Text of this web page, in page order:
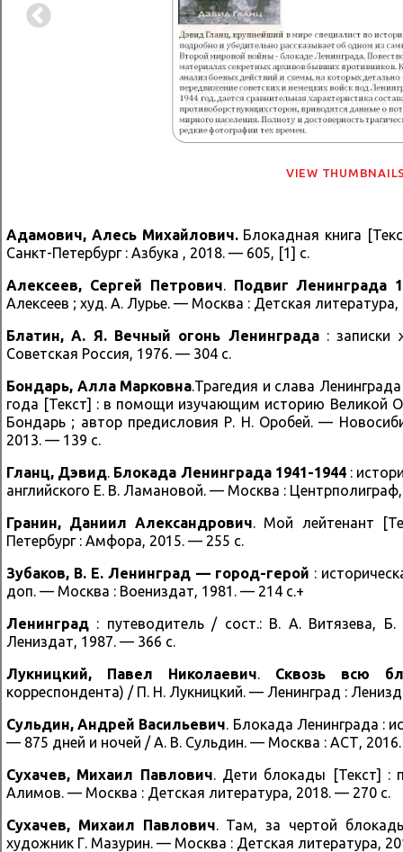
VIEW
Адамович, Алесь Михайлович. Блокадная книга
Санкт-Петербург : Азбука , 2018. — 605, [1] с.
Алексеев, Сергей Петрович. Подвиг Ленинграда
Алексеев ; худ. А. Лурье. — Москва : Детская
Блатин, А. Я. Вечный огонь Ленинграда: записки
Советская Россия, 1976. — 304 с.
Бондарь, Алла Марковна.Трагедия и слава
года [Текст] : в помощи изучающим историю Великой
Бондарь ; автор предисловия Р. Н. Оробей. —
2013. — 139 с.
Гланц, Дэвид. Блокада Ленинграда 1941-1944:
английского Е. В. Ламановой. — Москва :
Гранин, Даниил Александрович. Мой лейтенант
Петербург : Амфора, 2015. — 255 с.
Зубаков, В. Е. Ленинград — город-герой :
доп. — Москва : Воениздат, 1981. — 214 с.+
Ленинград : путеводитель / сост.: В. А. Витязева,
Лениздат, 1987. — 366 с.
Лукницкий, Павел Николаевич. Сквозь всю
корреспондента) / П. Н. Лукницкий. — Ленинград :
Сульдин, Андрей Васильевич. Блокада Ленинграда :
— 875 дней и ночей / А. В. Сульдин. — Москва : АСТ,
Сухачев, Михаил Павлович. Дети блокады [Текст] :
Алимов. — Москва : Детская литература, 2018. — 270 с.
Сухачев, Михаил Павлович. Там, за чертой
художник Г. Мазурин. — Москва : Детская литература,